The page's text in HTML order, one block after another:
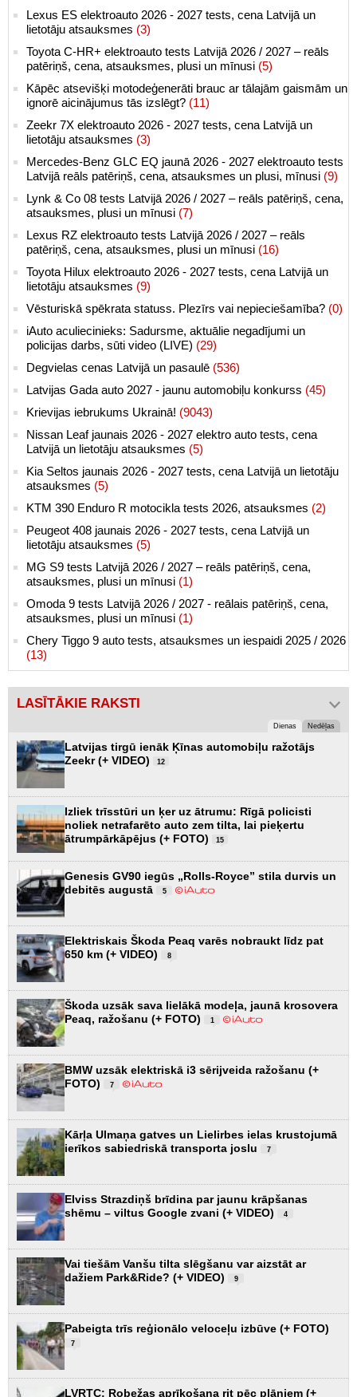
Lexus ES elektroauto 2026 - 2027 tests, cena Latvijā un
lietotāju atsauksmes (3)
Toyota C-HR+ elektroauto tests Latvijā 2026 / 2027 – reāls
patēriņš, cena, atsauksmes, plusi un mīnusi (5)
Kāpēc atsevišķi motodeģenerāti brauc ar tālajām gaismām un
ignorē aicinājumus tās izslēgt? (11)
Zeekr 7X elektroauto 2026 - 2027 tests, cena Latvijā un
lietotāju atsauksmes (3)
Mercedes-Benz GLC EQ jaunā 2026 - 2027 elektroauto tests
Latvijā reāls patēriņš, cena, atsauksmes un plusi, mīnusi (9)
Lynk & Co 08 tests Latvijā 2026 / 2027 – reāls patēriņš, cena,
atsauksmes, plusi un mīnusi (7)
Lexus RZ elektroauto tests Latvijā 2026 / 2027 – reāls
patēriņš, cena, atsauksmes, plusi un mīnusi (16)
Toyota Hilux elektroauto 2026 - 2027 tests, cena Latvijā un
lietotāju atsauksmes (9)
Vēsturiskā spēkrata statuss. Plezīrs vai nepieciešamība? (0)
iAuto aculiecinieks: Sadursme, aktuālie negadījumi un
policijas darbs, sūti video (LIVE) (29)
Degvielas cenas Latvijā un pasaulē (536)
Latvijas Gada auto 2027 - jaunu automobiļu konkurss (45)
Krievijas iebrukums Ukrainā! (9043)
Nissan Leaf jaunais 2026 - 2027 elektro auto tests, cena
Latvijā un lietotāju atsauksmes (5)
Kia Seltos jaunais 2026 - 2027 tests, cena Latvijā un lietotāju
atsauksmes (5)
KTM 390 Enduro R motocikla tests 2026, atsauksmes (2)
Peugeot 408 jaunais 2026 - 2027 tests, cena Latvijā un
lietotāju atsauksmes (5)
MG S9 tests Latvijā 2026 / 2027 – reāls patēriņš, cena,
atsauksmes, plusi un mīnusi (1)
Omoda 9 tests Latvijā 2026 / 2027 - reālais patēriņš, cena,
atsauksmes, plusi un mīnusi (1)
Chery Tiggo 9 auto tests, atsauksmes un iespaidi 2025 / 2026
(13)
LASĪTĀKIE RAKSTI
Dienas Nedēļas
Latvijas tirgū ienāk Ķīnas automobiļu ražotājs
Zeekr (+ VIDEO)
12
Izliek trīsstūri un ķer uz ātrumu: Rīgā policisti
noliek netrafarēto auto zem tilta, lai pieķertu
ātrumpārkāpējus (+ FOTO)
15
Genesis GV90 iegūs „Rolls-Royce” stila durvis un
debitēs augustā
5
Elektriskais Škoda Peaq varēs nobraukt līdz pat
650 km (+ VIDEO)
8
Škoda uzsāk sava lielākā modeļa, jaunā krosovera
Peaq, ražošanu (+ FOTO)
1
BMW uzsāk elektriskā i3 sērijveida ražošanu (+
FOTO)
7
Kārļa Ulmaņa gatves un Lielirbes ielas krustojumā
ierīkos sabiedriskā transporta joslu
7
Elviss Strazdiņš brīdina par jaunu krāpšanas
shēmu – viltus Google zvani (+ VIDEO)
4
Vai tiešām Vanšu tilta slēgšanu var aizstāt ar
dažiem Park&Ride? (+ VIDEO)
9
Pabeigta trīs reģionālo veloceļu izbūve (+ FOTO)
7
LVRTC: Robežas aprīkošana rit pēc plāniem (+